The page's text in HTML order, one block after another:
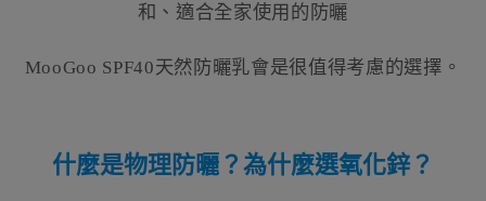
和、適合全家使用的防曬
MooGoo SPF40天然防曬乳會是很值得考慮的選擇。
什麼是物理防曬？為什麼選氧化鋅？